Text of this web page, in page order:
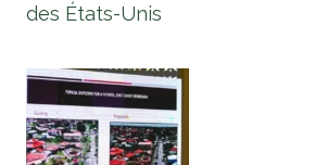
des États-Unis